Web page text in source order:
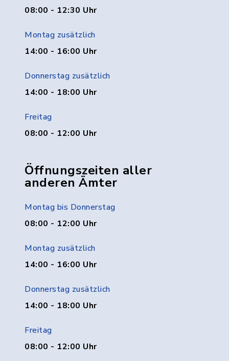
08:00 - 12:30 Uhr
Montag zusätzlich
14:00 - 16:00 Uhr
Donnerstag zusätzlich
14:00 - 18:00 Uhr
Freitag
08:00 - 12:00 Uhr
Öffnungszeiten aller
anderen Ämter
Montag bis Donnerstag
08:00 - 12:00 Uhr
Montag zusätzlich
14:00 - 16:00 Uhr
Donnerstag zusätzlich
14:00 - 18:00 Uhr
Freitag
08:00 - 12:00 Uhr